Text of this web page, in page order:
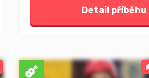
Detail příběhu